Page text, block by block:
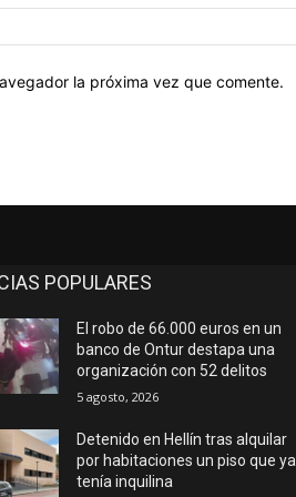
la próxima vez que comente.
POPULARES
El robo de 66.000 euros en un
banco de Ontur destapa una
organización con 52 delitos
5 agosto, 2026
Detenido en Hellín tras alquilar
por habitaciones un piso que ya
tenía inquilina